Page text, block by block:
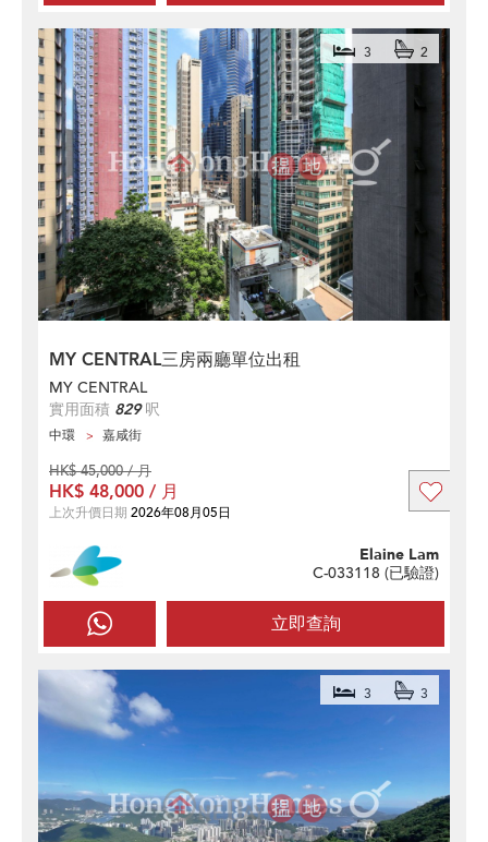
MY CENTRAL三房兩廳單位出租
3 2
MY CENTRAL
實用面積 829呎
中環 嘉咸街
立即查詢
Elaine Lam
C-033118 (已驗證)
HK$ 45,000 / 月
HK$ 48,000 / 月
上次升價日期 2026年08月05日
3 3